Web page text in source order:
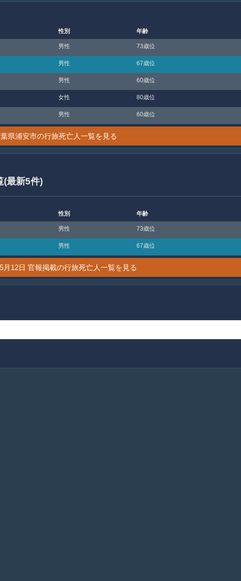
性別 年齢
男性 73歳位
男性 67歳位
男性 60歳位
女性 80歳位
男性 60歳位
県浦安市の行旅死亡人一覧を見る
(最新5件)
性別 年齢
男性 73歳位
男性 67歳位
月12日 官報掲載の行旅死亡人一覧を見る